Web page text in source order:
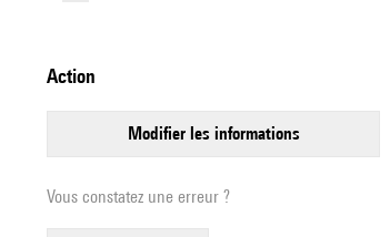
action
modifier les informations
Vous constatez une erreur ?